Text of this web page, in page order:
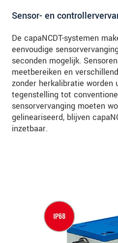
Sensor- en
De capaNCDT-systemen
eenvoudige
seconden mogelijk.
meetbereiken en
zonder herkalibratie worden
tegenstelling tot
sensorvervanging moeten
gelineariseerd, blijven
inzetbaar.